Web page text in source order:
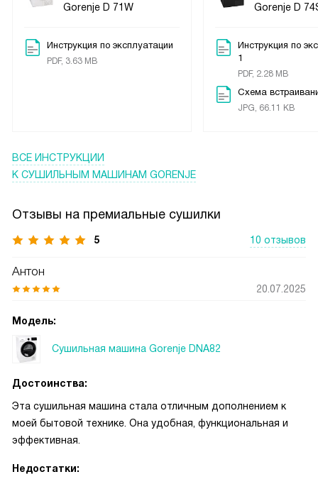
Gorenje D 71W
Инструкция по эксплуатации
PDF, 3.63 MB
Gorenje D
Инструкция по
1
PDF, 2.28 MB
Схема
JPG, 66.11 KB
ВСЕ ИНСТРУКЦИИ
К СУШИЛЬНЫМ МАШИНАМ GORENJE
Отзывы на премиальные сушилки
5 10 отзывов
Антон
20.07.2025
Модель:
Сушильная машина Gorenje DNA82
Достоинства:
Эта сушильная машина стала отличным дополнением к
моей бытовой технике. Она удобная, функциональная и
эффективная.
Недостатки: